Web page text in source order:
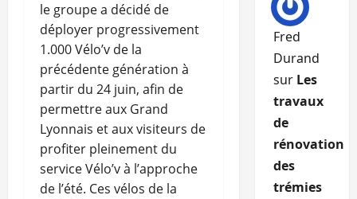
le groupe a décidé de
déployer progressivement
1.000 Vélo’v de la
précédente génération à
partir du 24 juin, afin de
permettre aux Grand
Lyonnais et aux visiteurs de
profiter pleinement du
service Vélo’v à l’approche
de l’été. Ces vélos de la
Fred
Durand
sur Les
travaux
de
rénovation
des
trémies